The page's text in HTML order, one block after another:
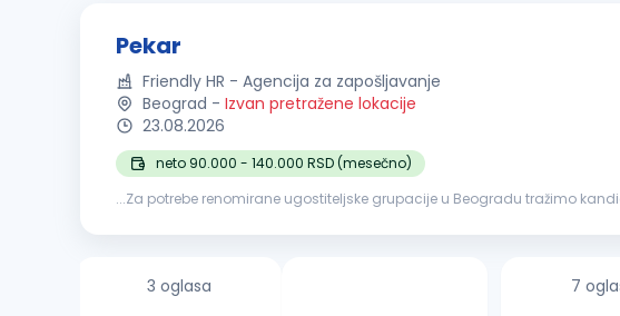
Pekar
Friendly HR - Agencija za zapošljavanje
Beograd - Izvan pretražene lokacije
23.08.2026
neto 90.000 - 140.000 RSD (mesečno)
...Za potrebe renomirane ugostiteljske grupacije u Beogradu tražimo
3 oglasa 7